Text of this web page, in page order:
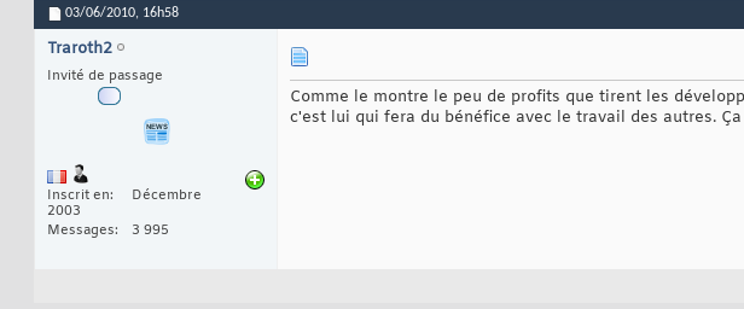
03/06/2010, 16h58
Traroth2
Invité de passage
Inscrit en
Décembre
2003
Messages
3 995
Comme le montre le peu de profits que tirent les
c'est lui qui fera du bénéfice avec le travail des autres.